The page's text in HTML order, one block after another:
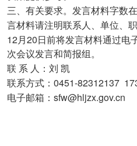
三、有关要求。发言材料字数在
言材料请注明联系人、单位、
12月 20 日前将发言材料通过电
次会议发言和简报组。
联 系 人：刘 凯
联系方式： 0451-82312137
电子邮箱： sfw@hljzx.gov.cn